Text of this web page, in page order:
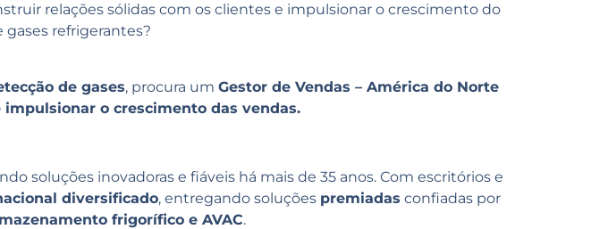
relações sólidas com os clientes e impulsionar o crescimento do
gases refrigerantes?
de gases, procura um Gestor de Vendas – América do Norte
o crescimento das vendas.
soluções inovadoras e fiáveis há mais de 35 anos. Com escritórios e
diversificado, entregando soluções premiadas confiadas por
frigorífico e AVAC.